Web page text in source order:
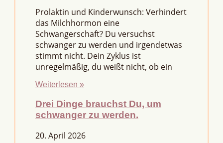
Prolaktin und Kinderwunsch: Verhindert
das Milchhormon eine
Schwangerschaft? Du versuchst
schwanger zu werden und irgendetwas
stimmt nicht. Dein Zyklus ist
unregelmäßig, du weißt nicht, ob ein
Weiterlesen »
Drei Dinge brauchst Du, um
schwanger zu werden.
20. April 2026